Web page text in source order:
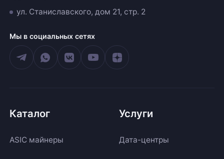
ул. Станиславского, дом 21, стр. 2
Мы в социальных сетях
Каталог
ASIC майнеры
Услуги
Дата-центры